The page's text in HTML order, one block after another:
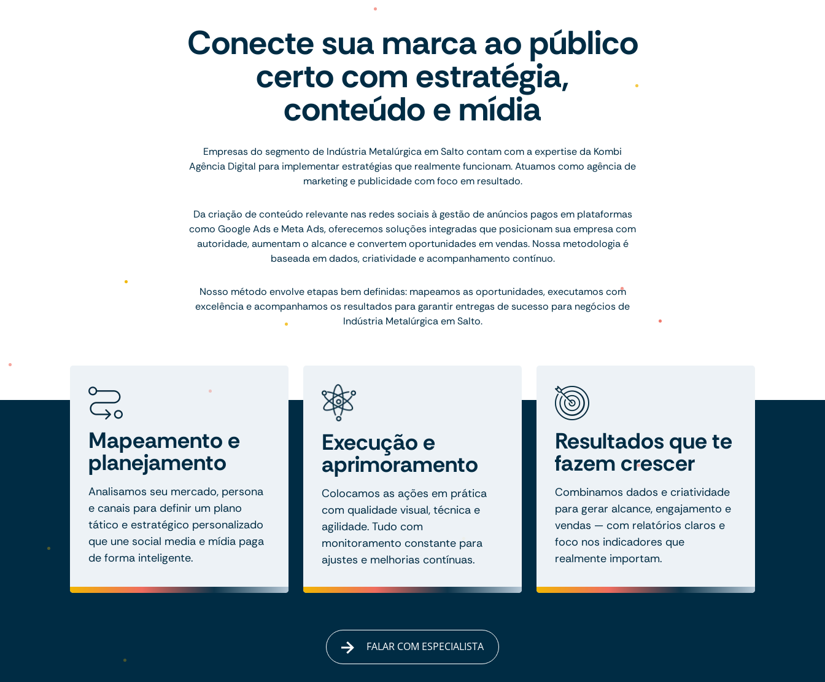
Conecte sua marca ao público
certo com estratégia,
conteúdo e mídia
Empresas do segmento de Indústria Metalúrgica em Salto contam com a expertise da Kombi
Agência Digital para implementar estratégias que realmente funcionam. Atuamos como agência de
marketing e publicidade com foco em resultado.
Da criação de conteúdo relevante nas redes sociais à gestão de anúncios pagos em plataformas
como Google Ads e Meta Ads, oferecemos soluções integradas que posicionam sua empresa com
autoridade, aumentam o alcance e convertem oportunidades em vendas. Nossa metodologia é
baseada em dados, criatividade e acompanhamento contínuo.
Nosso método envolve etapas bem definidas: mapeamos as oportunidades, executamos com
excelência e acompanhamos os resultados para garantir entregas de sucesso para negócios de
Indústria Metalúrgica em Salto.
Mapeamento e
planejamento
Analisamos seu mercado, persona
e canais para definir um plano
tático e estratégico personalizado
que une social media e mídia paga
de forma inteligente.
Execução e
aprimoramento
Colocamos as ações em prática
com qualidade visual, técnica e
agilidade. Tudo com
monitoramento constante para
ajustes e melhorias contínuas.
Resultados que te
fazem crescer
Combinamos dados e criatividade
para gerar alcance, engajamento e
vendas — com relatórios claros e
foco nos indicadores que
realmente importam.
FALAR COM ESPECIALISTA